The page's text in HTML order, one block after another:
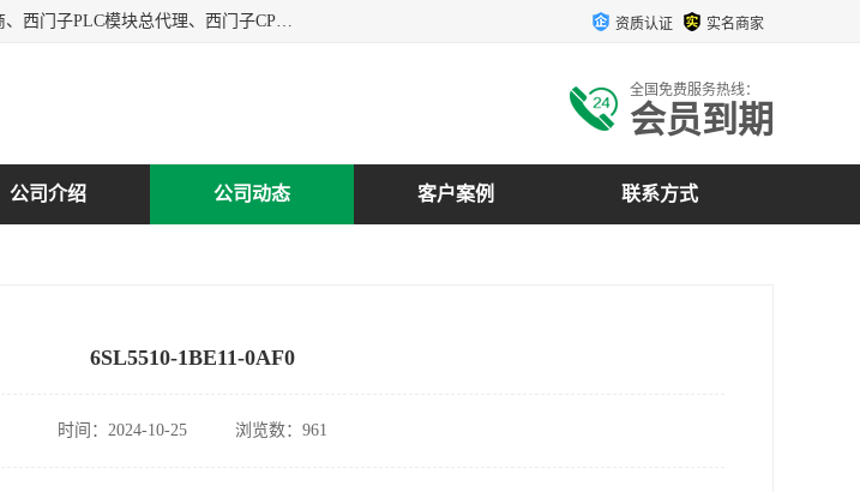
上海诗幕自动化设备有限公司是一家西门子授权分销商；主要负责：德国西门子模块代理商、西门子PLC模块总代理、西门子CPU模块代理商、西门子电缆代理、西门子触摸屏变频器总代理等专销售西门子各系列产品；实体公司，诚信经营，价格优势，品质保证，库存量大，供应！ 资质认证 实名商家
全国免费服务热线：
会员到期
公司介绍 公司动态 客户案例 联系方式
6SL5510-1BE11-0AF0
时间：2024-10-25 浏览数：961